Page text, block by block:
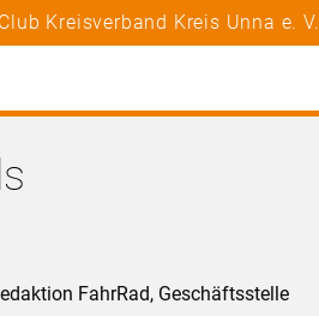
Kreisverband Kreis Unna e. V.
FahrRad, Geschäftsstelle